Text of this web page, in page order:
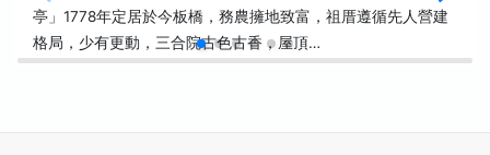
亭」1778年定居於今板橋，務農擁地致富，祖厝遵循先人營建
格局，少有更動，三合院古色古香，屋頂…